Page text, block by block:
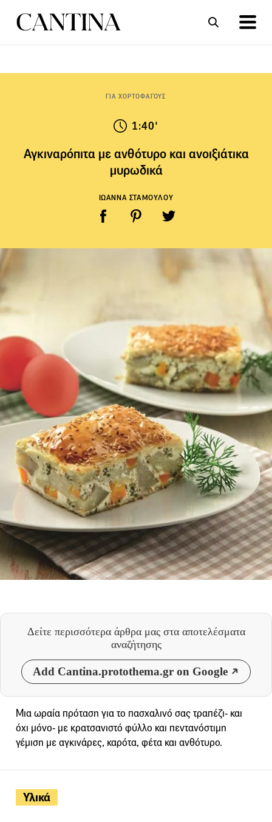
ΓΙΑ ΧΟΡΤΟΦΑΓΟΥΣ
1:40'
Αγκιναρόπιτα με ανθότυρο και ανοιξιάτικα
μυρωδικά
ΙΩΑΝΝΑ ΣΤΑΜΟΥΛΟΥ
Δείτε περισσότερα άρθρα μας στα αποτελέσματα
αναζήτησης
Add Cantina.protothema.gr on Google
Υλικά
Μια ωραία πρόταση για το πασχαλινό σας τραπέζι- και
όχι μόνο- με κρατσανιστό φύλλο και πεντανόστιμη
γέμιση με αγκινάρες, καρότα, φέτα και ανθότυρο.